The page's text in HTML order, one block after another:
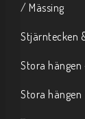
/ Mässing
Stjärntecken
Stora hängen
Stora hängen